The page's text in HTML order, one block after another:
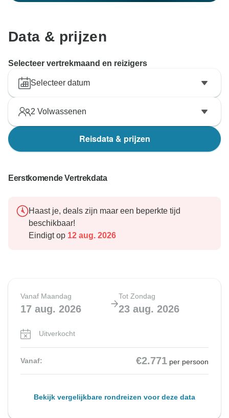
Data & prijzen
Selecteer vertrekmaand en reizigers
Selecteer datum
2 Volwassenen
Reisdata & prijzen
Eerstkomende Vertrekdata
Haast je, deals zijn maar een beperkte tijd
beschikbaar!
Eindigt op 12 aug. 2026
Vanaf Maandag
17 aug. 2026
Tot Zondag
23 aug. 2026
Uitverkocht
Vanaf: €2.771 per persoon
Bekijk vergelijkbare rondreizen voor deze data